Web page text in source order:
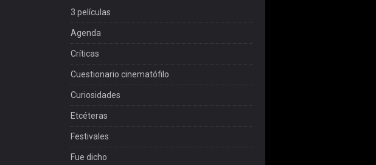
3 películas
Agenda
Críticas
Cuestionario cinematófilo
Curiosidades
Etcéteras
Festivales
Fue dicho